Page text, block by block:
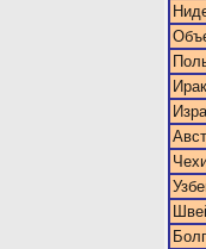
Ирак